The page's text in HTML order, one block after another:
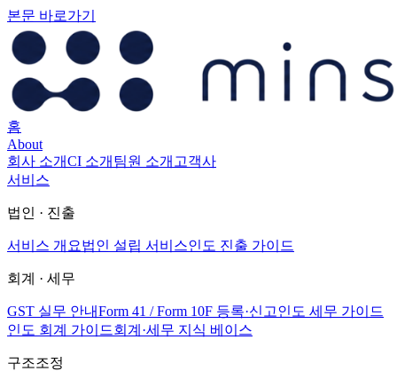
본문 바로가기
홈
About
회사 소개CI 소개 팀원 소개 고객사
서비스
법인 · 진출
서비스 개요법인 설립 서비스인도 진출 가이드
회계 · 세무
GST 실무 안내Form 41 / Form 10F 등록·신고인도 세무 가이드
인도 회계 가이드회계·세무 지식 베이스
구조조정